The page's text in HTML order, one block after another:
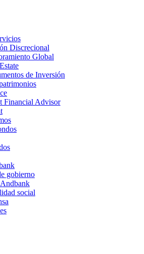
Discrecional
Global
de Inversión
Financial Advisor
gobierno
social